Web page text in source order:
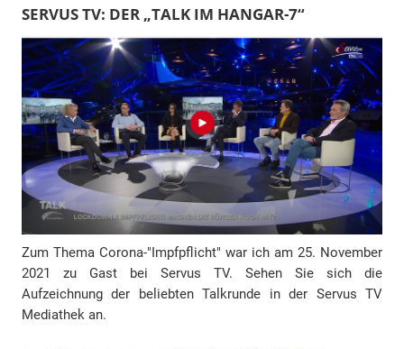
-
A
d
r
e
s
s
SERVUS TV: DER „TALK IM HANGAR-7“
Zum Thema Corona-"Impfpflicht" war ich am 25. November
2021 zu Gast bei Servus TV. Sehen Sie sich die
Aufzeichnung der beliebten Talkrunde in der Servus TV
Mediathek an.